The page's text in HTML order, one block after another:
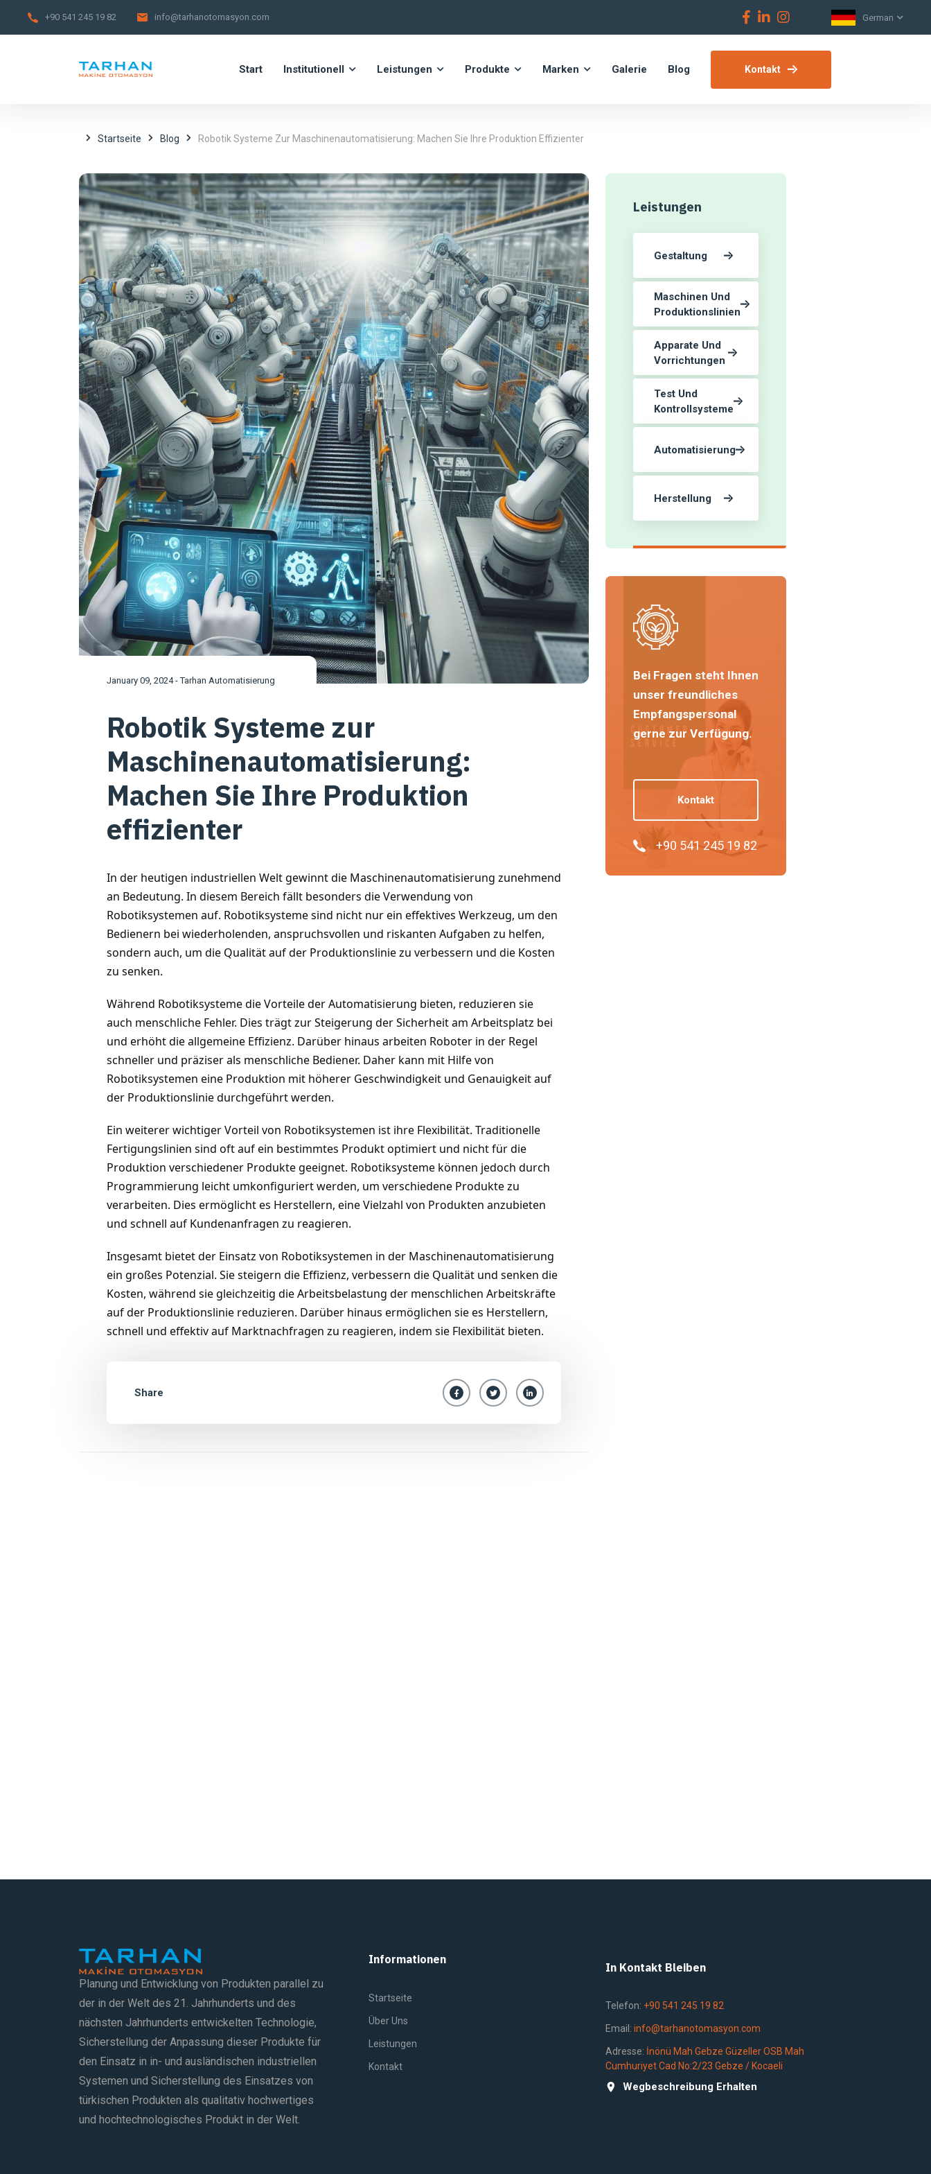
+90 541 245 19 82 info@tarhanotomasyon.com German
Start Institutionell Leistungen Produkte Marken Galerie Blog Kontakt
Startseite Blog Robotik Systeme Zur Maschinenautomatisierung: Machen Sie Ihre Produktion Effizienter
January 09, 2024 - Tarhan Automatisierung
Robotik Systeme zur
Maschinenautomatisierung:
Machen Sie Ihre Produktion
effizienter
In der heutigen industriellen Welt gewinnt die Maschinenautomatisierung zunehmend
an Bedeutung. In diesem Bereich fällt besonders die Verwendung von
Robotiksystemen auf. Robotiksysteme sind nicht nur ein effektives Werkzeug, um den
Bedienern bei wiederholenden, anspruchsvollen und riskanten Aufgaben zu helfen,
sondern auch, um die Qualität auf der Produktionslinie zu verbessern und die Kosten
zu senken.
Während Robotiksysteme die Vorteile der Automatisierung bieten, reduzieren sie
auch menschliche Fehler. Dies trägt zur Steigerung der Sicherheit am Arbeitsplatz bei
und erhöht die allgemeine Effizienz. Darüber hinaus arbeiten Roboter in der Regel
schneller und präziser als menschliche Bediener. Daher kann mit Hilfe von
Robotiksystemen eine Produktion mit höherer Geschwindigkeit und Genauigkeit auf
der Produktionslinie durchgeführt werden.
Ein weiterer wichtiger Vorteil von Robotiksystemen ist ihre Flexibilität. Traditionelle
Fertigungslinien sind oft auf ein bestimmtes Produkt optimiert und nicht für die
Produktion verschiedener Produkte geeignet. Robotiksysteme können jedoch durch
Programmierung leicht umkonfiguriert werden, um verschiedene Produkte zu
verarbeiten. Dies ermöglicht es Herstellern, eine Vielzahl von Produkten anzubieten
und schnell auf Kundenanfragen zu reagieren.
Insgesamt bietet der Einsatz von Robotiksystemen in der Maschinenautomatisierung
ein großes Potenzial. Sie steigern die Effizienz, verbessern die Qualität und senken die
Kosten, während sie gleichzeitig die Arbeitsbelastung der menschlichen Arbeitskräfte
auf der Produktionslinie reduzieren. Darüber hinaus ermöglichen sie es Herstellern,
schnell und effektiv auf Marktnachfragen zu reagieren, indem sie Flexibilität bieten.
Share
Leistungen
Gestaltung
Maschinen Und
Produktionslinien
Apparate Und
Vorrichtungen
Test Und
Kontrollsysteme
Automatisierung
Herstellung
Bei Fragen steht Ihnen
unser freundliches
Empfangspersonal
gerne zur Verfügung.
Kontakt
+90 541 245 19 82
Planung und Entwicklung von Produkten parallel zu
der in der Welt des 21. Jahrhunderts und des
nächsten Jahrhunderts entwickelten Technologie,
Sicherstellung der Anpassung dieser Produkte für
den Einsatz in in- und ausländischen industriellen
Systemen und Sicherstellung des Einsatzes von
türkischen Produkten als qualitativ hochwertiges
und hochtechnologisches Produkt in der Welt.
Informationen
Startseite
Über Uns
Leistungen
Kontakt
In Kontakt Bleiben
Telefon: +90 541 245 19 82
Email: info@tarhanotomasyon.com
Adresse: İnönü Mah Gebze Güzeller OSB Mah
Cumhuriyet Cad No:2/23 Gebze / Kocaeli
Wegbeschreibung Erhalten